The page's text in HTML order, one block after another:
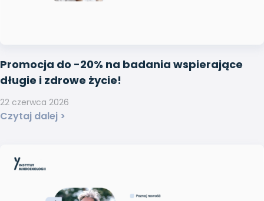
Promocja do -20% na badania wspierające
długie i zdrowe życie!
Czytaj dalej >
22 czerwca 2026